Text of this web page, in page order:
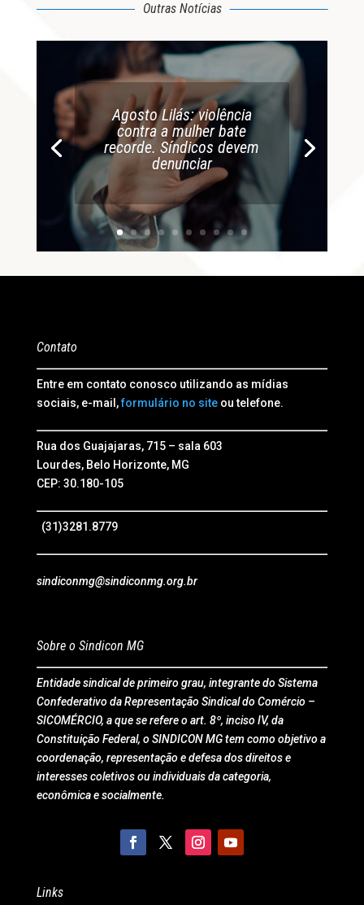
Outras Notícias
Agosto Lilás: violência
contra a mulher bate
recorde. Síndicos devem
denunciar
Contato
Entre em contato conosco utilizando as mídias
sociais, e-mail,formulário no siteou telefone.
Rua dos Guajajaras, 715 – sala 603
Lourdes, Belo Horizonte, MG
CEP: 30.180-105
(31)3281.8779
sindiconmg@sindiconmg.org.br
Sobre o Sindicon MG
Entidade sindical de primeiro grau, integrante do Sistema
Confederativo da Representação Sindical do Comércio –
SICOMÉRCIO, a que se refere o art. 8º, inciso IV, da
Constituição Federal, o SINDICON MG tem como objetivo a
coordenação, representação e defesa dos direitos e
interesses coletivos ou individuais da categoria,
econômica e socialmente.
Links